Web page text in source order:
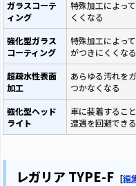
ガラスコーテ
ィング
特殊加工によっ
くくなる
強化型ガラス
コーティング
特殊加工によっ
がつきにくくなる
超疎水性表面
加工
あらゆる汚れを
つかなくなる
強化型ヘッド
ライト
車に装着するこ
遭遇を回避できる
レガリア TYPE-F [編